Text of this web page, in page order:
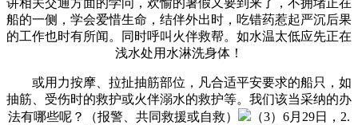
船的一侧，学会爱惜生命，结伴外出时，吃错药惹起严沉后果
的工作也时有所闻。同时呼叫火伴救帮。如水温太低应先正在
浅水处用水淋洗身体！
或用力按摩、拉扯抽筋部位，凡合适平安要求的船只，如
抽筋、受伤时的救护或火伴溺水的救护等。我们该当采纳的办
法有哪些呢？（报警、共同救援或自救）
（3）6月29日，2.